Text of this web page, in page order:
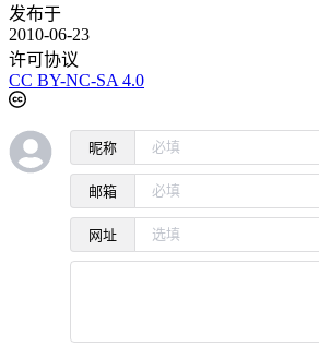
发布于
2010-06-23
许可协议
CC BY-NC-SA 4.0
昵称
邮箱
网址